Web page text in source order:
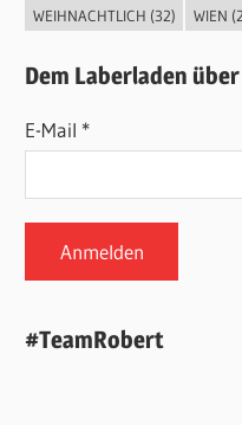
WEIHNACHTLICH (32) WIEN
Dem Laberladen
E-Mail *
#TeamRobert